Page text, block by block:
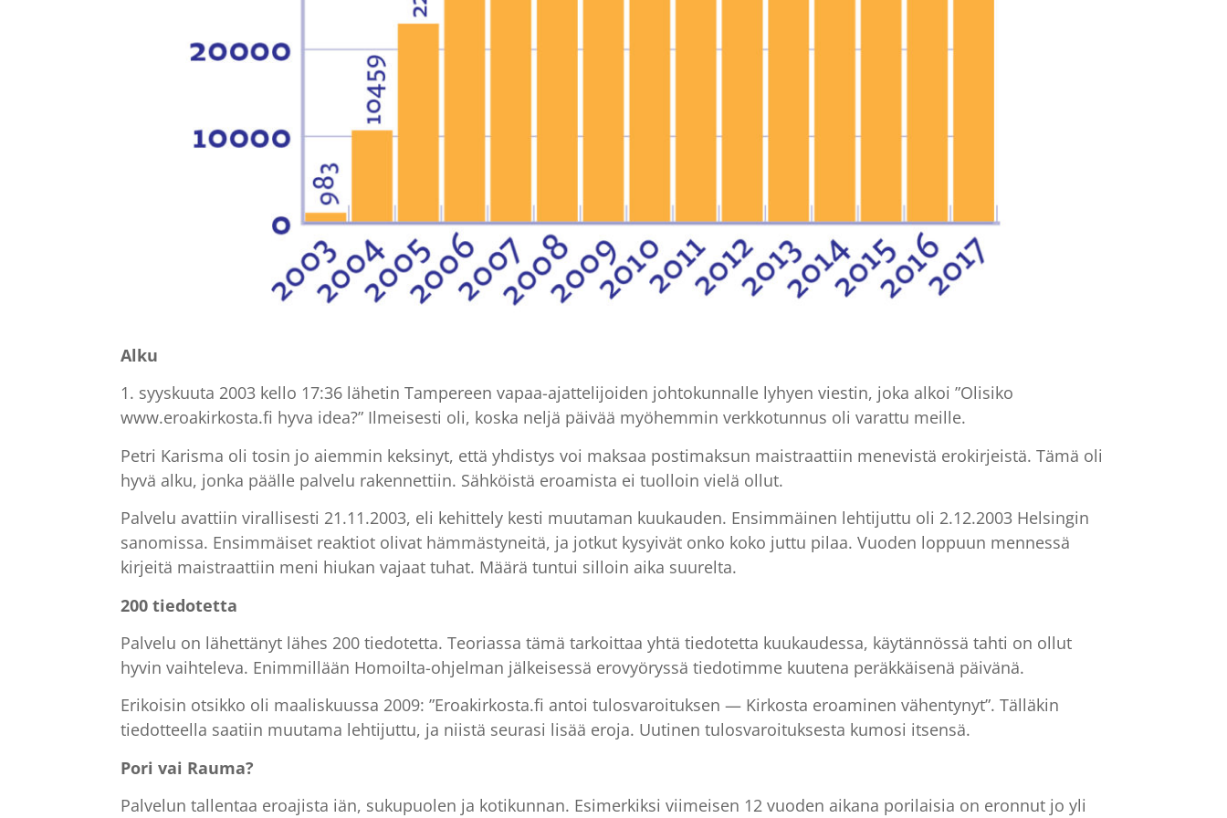
Alku
1. syyskuuta 2003 kello 17:36 lähetin Tampereen vapaa-ajattelijoiden johtokunnalle lyhyen viestin, joka alkoi ”Olisiko
www.eroakirkosta.fi hyva idea?” Ilmeisesti oli, koska neljä päivää myöhemmin verkkotunnus oli varattu meille.
Petri Karisma oli tosin jo aiemmin keksinyt, että yhdistys voi maksaa postimaksun maistraattiin menevistä erokirjeistä. Tämä oli
hyvä alku, jonka päälle palvelu rakennettiin. Sähköistä eroamista ei tuolloin vielä ollut.
Palvelu avattiin virallisesti 21.11.2003, eli kehittely kesti muutaman kuukauden. Ensimmäinen lehtijuttu oli 2.12.2003 Helsingin
sanomissa. Ensimmäiset reaktiot olivat hämmästyneitä, ja jotkut kysyivät onko koko juttu pilaa. Vuoden loppuun mennessä
kirjeitä maistraattiin meni hiukan vajaat tuhat. Määrä tuntui silloin aika suurelta.
200 tiedotetta
Palvelu on lähettänyt lähes 200 tiedotetta. Teoriassa tämä tarkoittaa yhtä tiedotetta kuukaudessa, käytännössä tahti on ollut
hyvin vaihteleva. Enimmillään Homoilta-ohjelman jälkeisessä erovyöryssä tiedotimme kuutena peräkkäisenä päivänä.
Erikoisin otsikko oli maaliskuussa 2009: ”Eroakirkosta.fi antoi tulosvaroituksen — Kirkosta eroaminen vähentynyt”. Tälläkin
tiedotteella saatiin muutama lehtijuttu, ja niistä seurasi lisää eroja. Uutinen tulosvaroituksesta kumosi itsensä.
Pori vai Rauma?
Palvelun tallentaa eroajista iän, sukupuolen ja kotikunnan. Esimerkiksi viimeisen 12 vuoden aikana porilaisia on eronnut jo yli